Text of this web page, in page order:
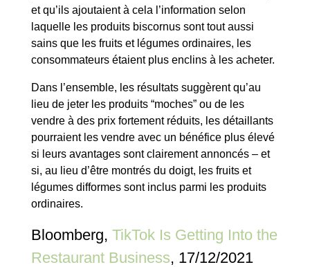
et qu’ils ajoutaient à cela l’information selon
laquelle les produits biscornus sont tout aussi
sains que les fruits et légumes ordinaires, les
consommateurs étaient plus enclins à les acheter.
Dans l’ensemble, les résultats suggèrent qu’au
lieu de jeter les produits “moches” ou de les
vendre à des prix fortement réduits, les détaillants
pourraient les vendre avec un bénéfice plus élevé
si leurs avantages sont clairement annoncés – et
si, au lieu d’être montrés du doigt, les fruits et
légumes difformes sont inclus parmi les produits
ordinaires.
Bloomberg, TikTok Is Getting Into the
Restaurant Business, 17/12/2021